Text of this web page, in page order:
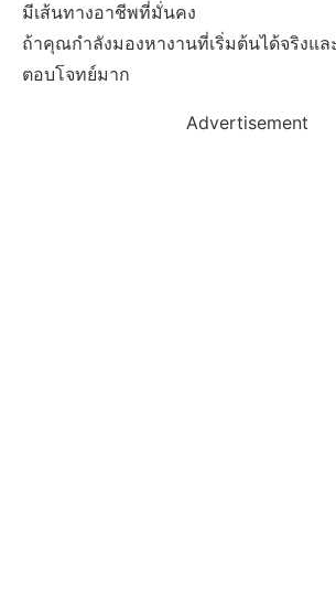
มีเส้นทางอาชีพที่มั่นคง
ถ้าคุณกำลังมองหางานที่เริ่มต้นได้จริงแ
ตอบโจทย์มาก
Advertisement